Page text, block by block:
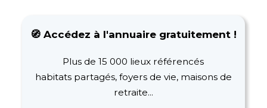
🧭 Accédez à l'annuaire gratuitement !
Plus de 15 000 lieux référencés
habitats partagés, foyers de vie, maisons de
retraite...